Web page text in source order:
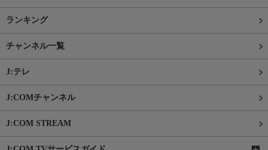
ランキング
チャンネル一覧
J:テレ
J:COMチャンネル
J:COM STREAM